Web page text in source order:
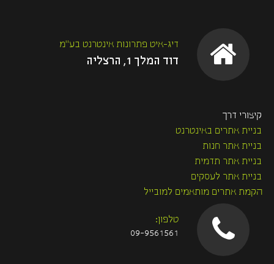
דיג-איט פתרונות אינטרנט בע"מ
דוד המלך 1, הרצליה
קיצורי דרך
בניית אתרים באינטרנט
בניית אתר חנות
בניית אתר תדמית
בניית אתר לעסקים
הקמת אתרים מותאמים למובייל
טלפון:
09-9561561